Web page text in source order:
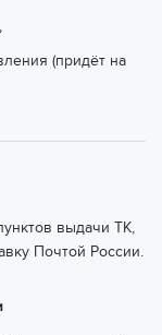
(придёт на
выдачи ТК,
Почтой России.